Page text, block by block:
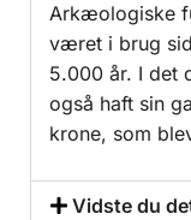
Arkæologiske
været i brug
5.000 år. I det
også haft sin
krone, som
Vidste du